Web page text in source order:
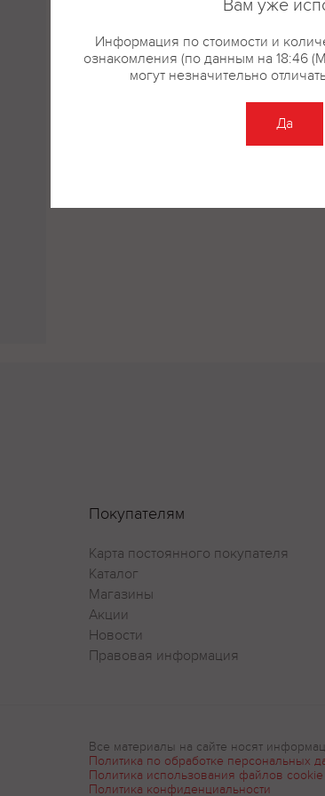
Покупателям
Карта постоянного покупателя
Каталог
Магазины
Акции
Новости
Правовая информация
Все материалы на сайте носят
Политика по обработке персональных
Политика использования файлов cookie
Политика конфиденциальности
Вам уже
Информация по стоимости и
ознакомления (по данным на 18:46
могут незначительно
Да